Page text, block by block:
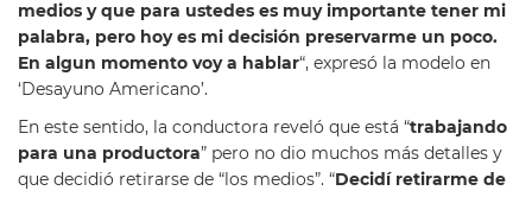
medios y que para ustedes es muy importante tener mi
palabra, pero hoy es mi decisión preservarme un poco.
En algun momento voy a hablar“, expresó la modelo en
‘Desayuno Americano’.
En este sentido, la conductora reveló que está “trabajando
para una productora” pero no dio muchos más detalles y
que decidió retirarse de “los medios”. “Decidí retirarme de